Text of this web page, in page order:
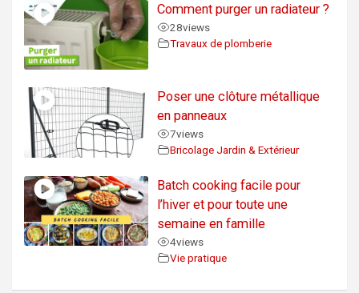
Comment purger un radiateur ?
28views
Travaux de plomberie
Poser une clôture métallique
en panneaux
7views
Bricolage Jardin & Extérieur
Batch cooking facile pour
l’hiver et pour toute une
semaine en famille
4views
Vie pratique